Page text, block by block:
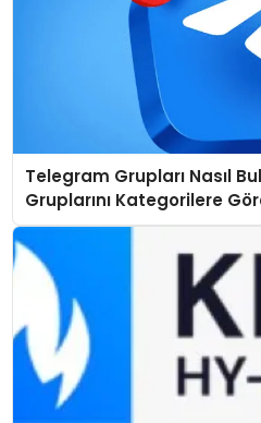
Telegram Grupları Nasıl
Gruplarını Kategorilere